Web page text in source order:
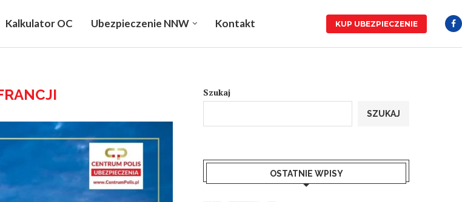
Kalkulator OC Ubezpieczenie NNW Kontakt KUP UBEZPIECZENIE
Szukaj
SZUKAJ
OSTATNIE WPISY